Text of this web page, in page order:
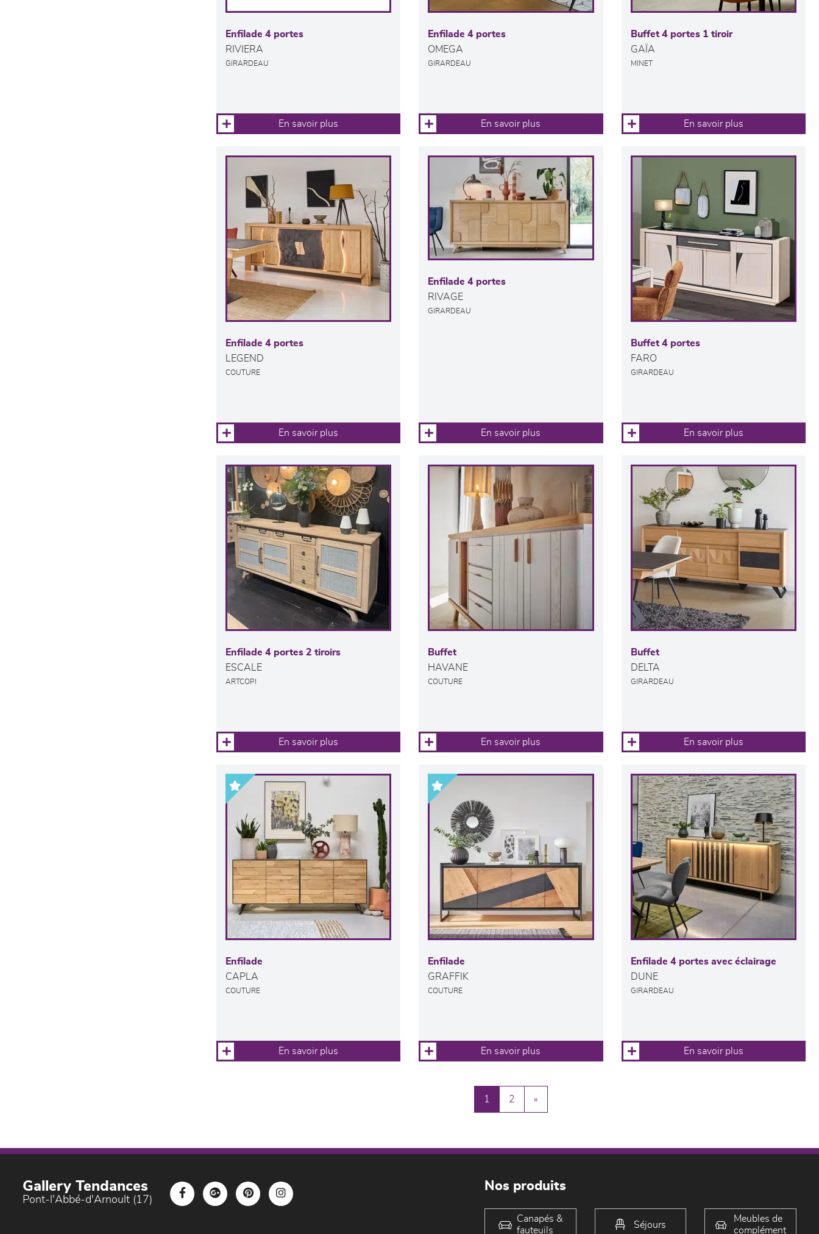
Enfilade 4 portes
RIVIERA
GIRARDEAU
En savoir plus
Enfilade 4 portes
OMEGA
GIRARDEAU
En savoir plus
Buffet 4 portes 1 tiroir
GAÏA
MINET
En savoir plus
Enfilade 4 portes
LEGEND
COUTURE
En savoir plus
Enfilade 4 portes
RIVAGE
GIRARDEAU
En savoir plus
Buffet 4 portes
FARO
GIRARDEAU
En savoir plus
Enfilade 4 portes 2 tiroirs
ESCALE
ARTCOPI
En savoir plus
Buffet
HAVANE
COUTURE
En savoir plus
Buffet
DELTA
GIRARDEAU
En savoir plus
Enfilade
CAPLA
COUTURE
En savoir plus
Enfilade
GRAFFIK
COUTURE
En savoir plus
Enfilade 4 portes avec éclairage
DUNE
GIRARDEAU
En savoir plus
1 2 »
Gallery Tendances
Pont-l'Abbé-d'Arnoult (17)
Nos produits
Canapés &
fauteuils
Séjours
Meubles de
complément